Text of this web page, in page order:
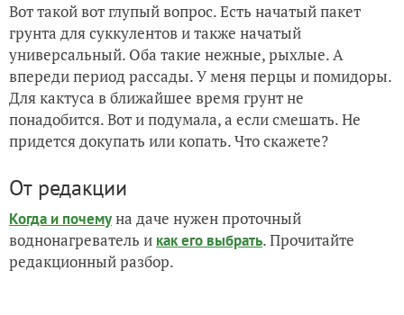
Вот такой вот глупый вопрос. Есть начатый пакет
грунта для суккулентов и также начатый
универсальный. Оба такие нежные, рыхлые. А
впереди период рассады. У меня перцы и помидоры.
Для кактуса в ближайшее время грунт не
понадобится. Вот и подумала, а если смешать. Не
придется докупать или копать. Что скажете?
От редакции
Когда и почемуна даче нужен проточный
воднонагреватель и как его выбрать. Прочитайте
редакционный разбор.